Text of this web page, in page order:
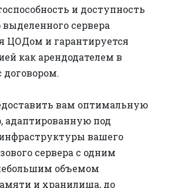
и доступность
сервера
ЦОДом и гарантируется
как арендодателем в
договором.
вам оптимальную
адаптированную под
вашего
сервера с одним
объемом
и хранилища, до